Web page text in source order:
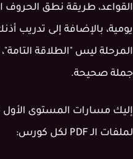
القواعد، طريقة نطق الحروف
يومية، بالإضافة إلى تدريب
المرحلة ليس "الطلاقة
جملة صحيحة.
إليك مسارات المستوى الأول
لملفات الـ PDF لكل كورس: